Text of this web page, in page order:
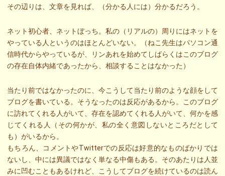
その辺りは、文章を見れば、（分かる人には）分かるだろう。
ネット初心者、ネットぼっち。私の（リアルの）周りにはネットを
やっている人というのはほとんどいない。（ねこ先生はパソコン通
信時代からやっているが、リンあれを始めてしばらくはこのブログ
の存在自体内緒であったから、相談することはなかった）
当たり前ではなかったのに、今こうして当たり前のような顔をして
ブログを書いている。そうなったのは反応があるから。このブログ
に訪れてくれる人がいて、存在を認めてくれる人がいて、何かを感
じてくれる人（その何かが、私の全く意図しないところだとして
も）がいるから。
もちろん、コメントやTwitterでの反応は好意的なものばかりでは
ないし、中には異議ではなく単なる中傷もある。そのあたりは人並
みに凹むこともあるけれど、こうしてブログを続けているのは読ん